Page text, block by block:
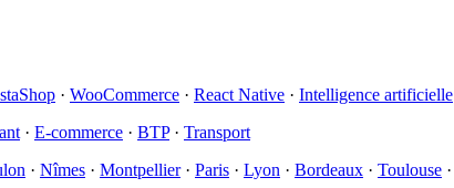
· WooCommerce · React Native · Intelligence artificielle
· E-commerce · BTP· Transport
· Nîmes · Montpellier· Paris · Lyon · Bordeaux · Toulouse ·